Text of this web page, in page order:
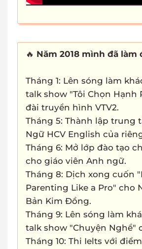
🔥 Năm 2018 mình đã làm
Tháng 1: Lên sóng làm
talk show "Tôi Chọn Hạnh
đài truyền hình VTV2.
Tháng 5: Thành lập trung
Ngữ HCV English của
Tháng 6: Mở lớp đào tạo
cho giáo viên Anh ngữ.
Tháng 8: Dịch xong cuốn
Parenting Like a Pro" cho
Bản Kim Đồng.
Tháng 9: Lên sóng làm
talk show "Chuyện Nghề"
Tháng 10: Thi Ielts với